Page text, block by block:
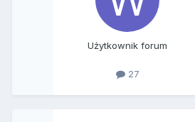
Użytkownik forum
27